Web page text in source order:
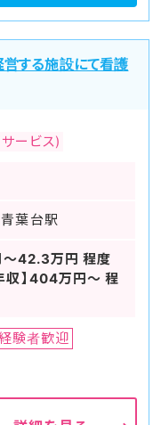
する施設にて看護
ービス)
葉台駅
～42.3万円 程度
収】404万円～ 程
験者歓迎